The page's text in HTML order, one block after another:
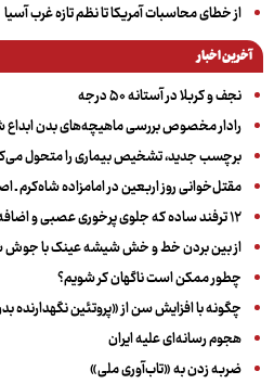
از خطای محاسبات آمریکا تا نظم تازه غرب آسیا
آخرین اخبار
نجف و کربلا در آستانه ۵۰ درجه
رادار مخصوص بررسی ماهیچه‌های بدن
برچسب جدید، تشخیص بیماری را متحول
مقتل‌خوانی روز اربعین در امامزاده شاه‌کرم ـ
۱۲ ترفند ساده که جلوی پرخوری عصبی و اضافه ‌وزن را می‌گیرد
از بین بردن خط و خش شیشه عینک با جوش
چطور ممکن است ناگهان کر شویم؟
چگونه با افزایش سن از «پروتئین نگهدارنده
هجوم رسانه‌ای علیه ایران
ضربه زدن به «تاب‌آوری ملی»